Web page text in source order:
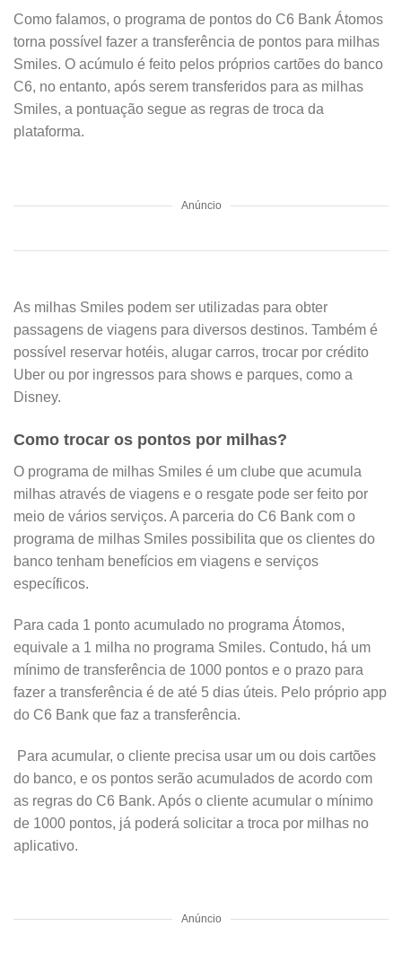
Como falamos, o programa de pontos do C6 Bank Átomos
torna possível fazer a transferência de pontos para milhas
Smiles. O acúmulo é feito pelos próprios cartões do banco
C6, no entanto, após serem transferidos para as milhas
Smiles, a pontuação segue as regras de troca da
plataforma.
Anúncio
As milhas Smiles podem ser utilizadas para obter
passagens de viagens para diversos destinos. Também é
possível reservar hotéis, alugar carros, trocar por crédito
Uber ou por ingressos para shows e parques, como a
Disney.
Como trocar os pontos por milhas?
O programa de milhas Smiles é um clube que acumula
milhas através de viagens e o resgate pode ser feito por
meio de vários serviços. A parceria do C6 Bank com o
programa de milhas Smiles possibilita que os clientes do
banco tenham benefícios em viagens e serviços
específicos.
Para cada 1 ponto acumulado no programa Átomos,
equivale a 1 milha no programa Smiles. Contudo, há um
mínimo de transferência de 1000 pontos e o prazo para
fazer a transferência é de até 5 dias úteis. Pelo próprio app
do C6 Bank que faz a transferência.
Para acumular, o cliente precisa usar um ou dois cartões
do banco, e os pontos serão acumulados de acordo com
as regras do C6 Bank. Após o cliente acumular o mínimo
de 1000 pontos, já poderá solicitar a troca por milhas no
aplicativo.
Anúncio